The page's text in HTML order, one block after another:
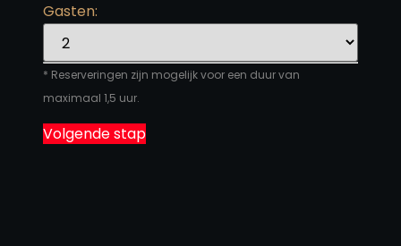
Gasten:
* Reserveringen zijn mogelijk voor een duur van
maximaal 1,5 uur.
Volgende stap